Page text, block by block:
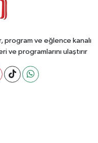
ve eğlence kanalı
programlarını ulaştırır